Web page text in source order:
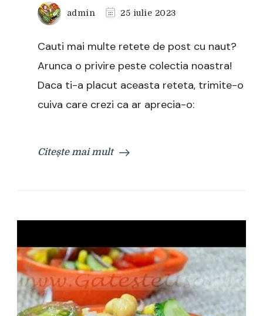
admin 25 iulie 2023
Cauti mai multe retete de post cu naut?
Arunca o privire peste colectia noastra!
Daca ti-a placut aceasta reteta, trimite-o
cuiva care crezi ca ar aprecia-o:
Citește mai mult